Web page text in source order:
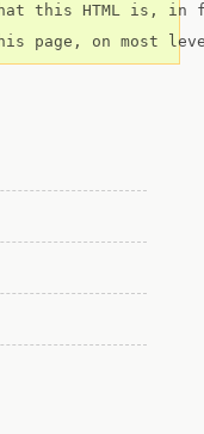
this HTML is,
page, on most